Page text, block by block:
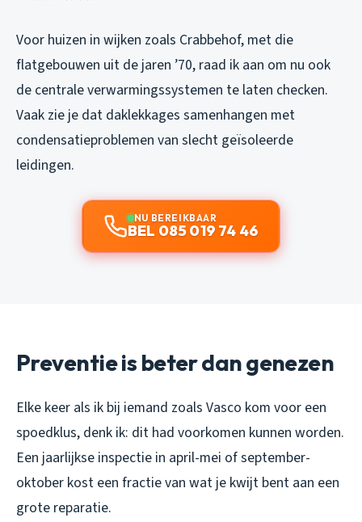
Voor huizen in wijken zoals Crabbehof, met die
flatgebouwen uit de jaren ’70, raad ik aan om nu ook
de centrale verwarmingssystemen te laten checken.
Vaak zie je dat daklekkages samenhangen met
condensatieproblemen van slecht geïsoleerde
leidingen.
NU BEREIKBAAR
BEL 085 019 74 46
Preventie is beter dan genezen
Elke keer als ik bij iemand zoals Vasco kom voor een
spoedklus, denk ik: dit had voorkomen kunnen worden.
Een jaarlijkse inspectie in april-mei of september-
oktober kost een fractie van wat je kwijt bent aan een
grote reparatie.